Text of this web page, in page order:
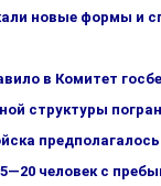
новые формы и
в Комитет
структуры
че­ловек с